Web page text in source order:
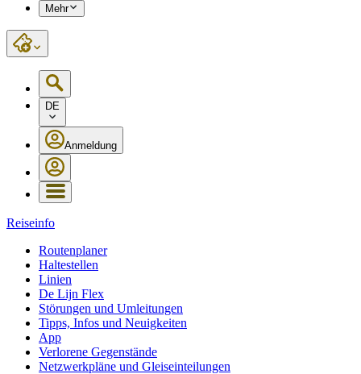
Mehr
DE
Anmeldung
Reiseinfo
Routenplaner
Haltestellen
Linien
De Lijn Flex
Störungen und Umleitungen
Tipps, Infos und Neuigkeiten
App
Verlorene Gegenstände
Netzwerkpläne und Gleiseinteilungen